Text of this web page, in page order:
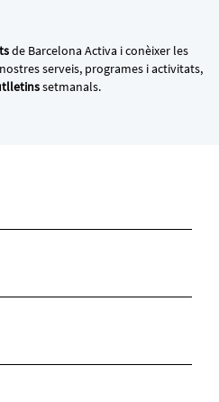
de Barcelona Activa i conèixer les
serveis, programes i activitats,
setmanals.